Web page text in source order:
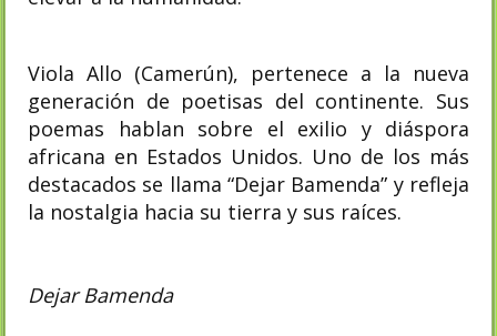
Viola Allo (Camerún), pertenece a la nueva
generación de poetisas del continente. Sus
poemas hablan sobre el exilio y diáspora
africana en Estados Unidos. Uno de los más
destacados se llama “Dejar Bamenda” y refleja
la nostalgia hacia su tierra y sus raíces.
Dejar Bamenda